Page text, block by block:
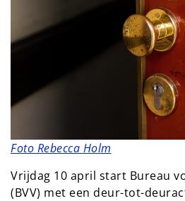
Foto Rebecca Holm
Vrijdag 10 april start Bureau
(BVV) met een deur-tot-